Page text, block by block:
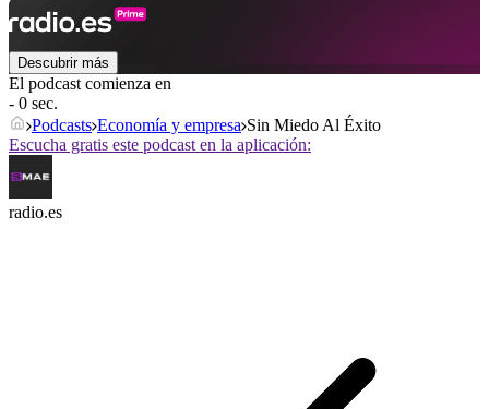
Descubrir más
El podcast comienza en
- 0 sec.
Podcasts Economía y empresa Sin Miedo Al Éxito
Escucha gratis este podcast en la aplicación:
radio.es